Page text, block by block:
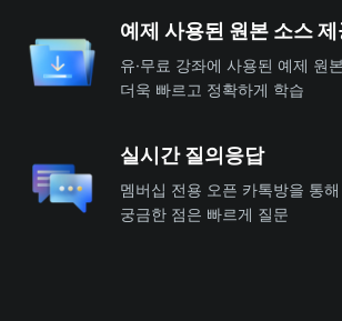
예제 사용된 원본 소스
유·무료 강좌에 사용된 예제 원
더욱 빠르고 정확하게 학습
실시간 질의응답
멤버십 전용 오픈 카톡방을 통해
궁금한 점은 빠르게 질문